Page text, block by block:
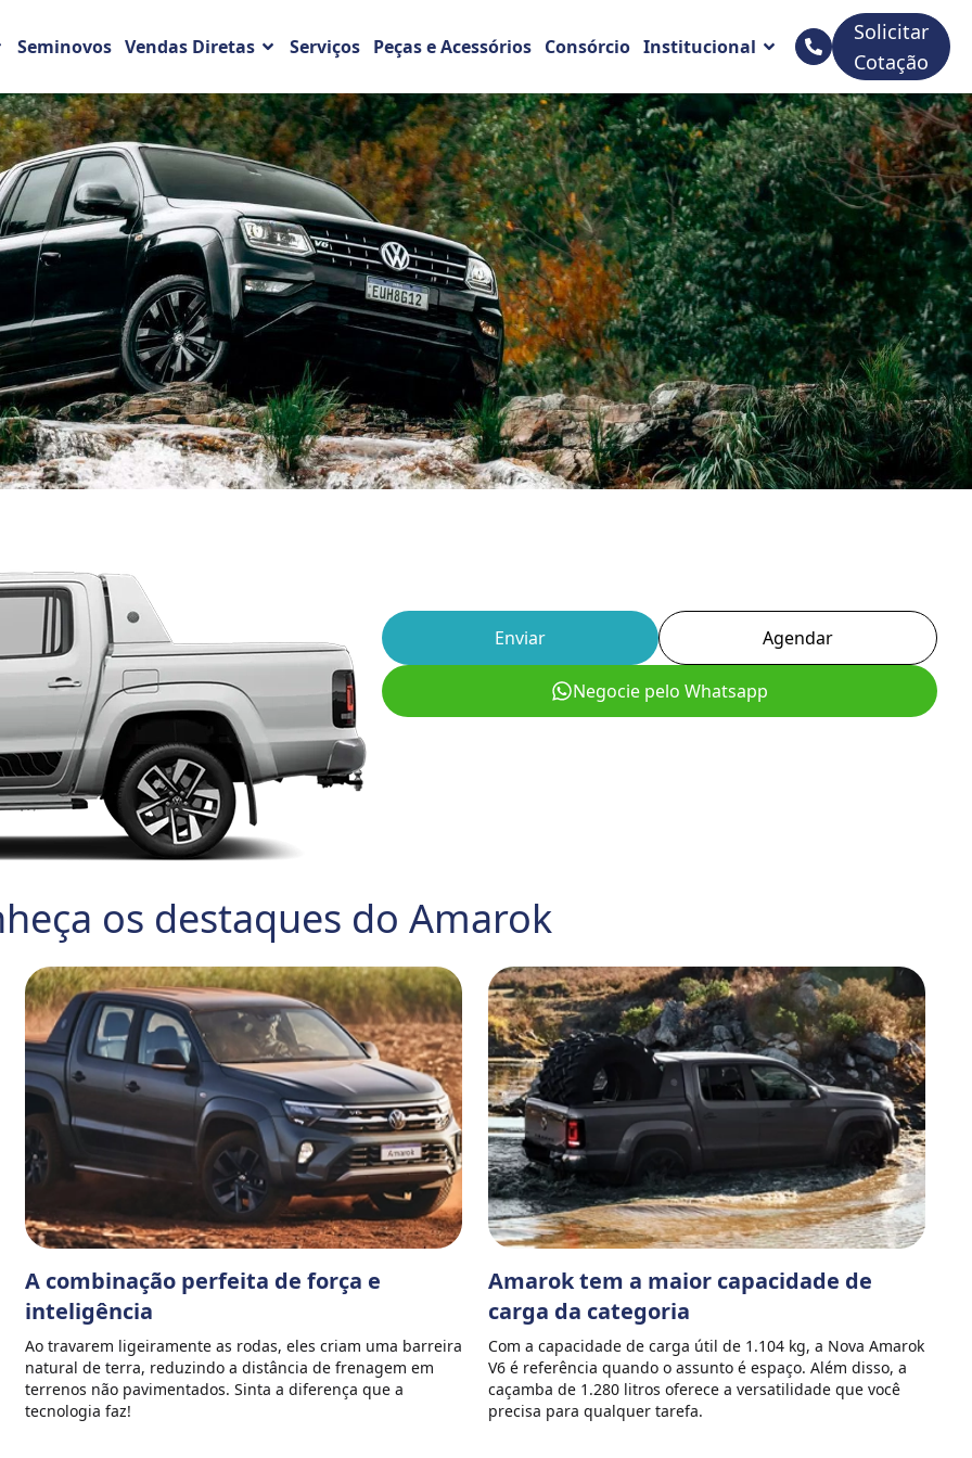
Seminovos Vendas Diretas Serviços Peças e Acessórios Consórcio Institucional
Solicitar
Cotação
Enviar Agendar
Negocie pelo Whatsapp
os destaques do Amarok
A combinação perfeita de força e
inteligência
Ao travarem ligeiramente as rodas, eles criam uma barreira
natural de terra, reduzindo a distância de frenagem em
terrenos não pavimentados. Sinta a diferença que a
tecnologia faz!
Amarok tem a maior capacidade de
carga da categoria
Com a capacidade de carga útil de 1.104 kg, a Nova Amarok
V6 é referência quando o assunto é espaço. Além disso, a
caçamba de 1.280 litros oferece a versatilidade que você
precisa para qualquer tarefa.